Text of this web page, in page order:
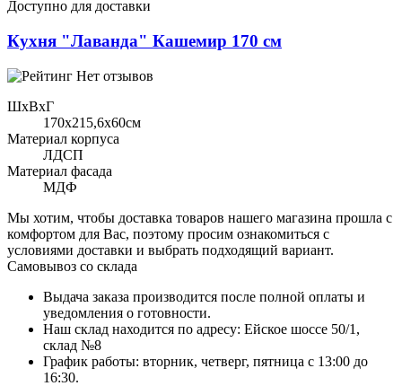
Доступно для доставки
Кухня "Лаванда" Кашемир 170 см
Нет отзывов
ШхВхГ
170x215,6х60см
Материал корпуса
ЛДСП
Материал фасада
МДФ
Мы хотим, чтобы доставка товаров нашего магазина прошла с
комфортом для Вас, поэтому просим ознакомиться с
условиями доставки и выбрать подходящий вариант.
Самовывоз со склада
Выдача заказа производится после полной оплаты и
уведомления о готовности.
Наш склад находится по адресу: Ейское шоссе 50/1,
склад №8
График работы: вторник, четверг, пятница с 13:00 до
16:30.